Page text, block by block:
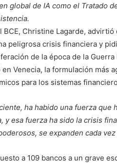
c
o
r
r
e
l
c
t
r
n
global de IA como el Tratado
BCE, Christine Lagarde,
peligrosa crisis financiera y
de la época de la
Venecia, la formulación más
para los sistemas
ha habido una fuerza
y esa fuerza ha sido la crisis
se expanden cada
a 109 bancos a un grave